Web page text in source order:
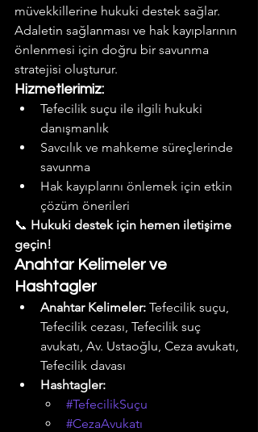
müvekkillerine hukuki destek sağlar.
Adaletin sağlanması ve hak kayıplarının
önlenmesi için doğru bir savunma
stratejisi oluşturur.
Hizmetlerimiz:
Tefecilik suçu ile ilgili hukuki
danışmanlık
Savcılık ve mahkeme süreçlerinde
savunma
Hak kayıplarını önlemek için etkin
çözüm önerileri
📞 Hukuki destek için hemen iletişime
geçin!
Anahtar Kelimeler ve
Hashtagler
Anahtar Kelimeler: Tefecilik suçu,
Tefecilik cezası, Tefecilik suç
avukatı, Av. Ustaoğlu, Ceza avukatı,
Tefecilik davası
Hashtagler:
#TefecilikSuçu
#CezaAvukatı